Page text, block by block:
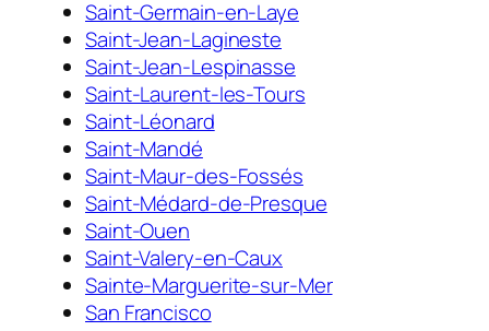
Saint-Germain-en-Laye
Saint-Jean-Lagineste
Saint-Jean-Lespinasse
Saint-Laurent-les-Tours
Saint-Léonard
Saint-Mandé
Saint-Maur-des-Fossés
Saint-Médard-de-Presque
Saint-Ouen
Saint-Valery-en-Caux
Sainte-Marguerite-sur-Mer
San Francisco